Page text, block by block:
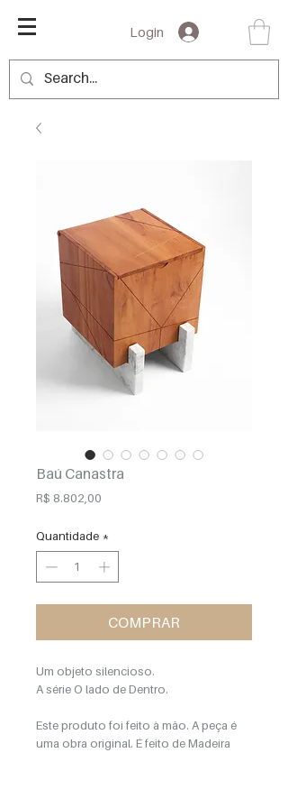
Login
Baú Canastra
R$ 8.802,00
Quantidade *
COMPRAR
Um objeto silencioso.
A série O lado de Dentro.
Este produto foi feito à mão. A peça é
uma obra original. É feito de Madeira